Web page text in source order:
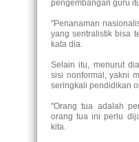
pengembangan guru
"Penanaman
yang sentralistik bisa
kata dia.
Selain itu, menurut
sisi nonformal, yakni
seringkali pendidikan
"Orang tua adalah
orang tua ini perlu
kita.